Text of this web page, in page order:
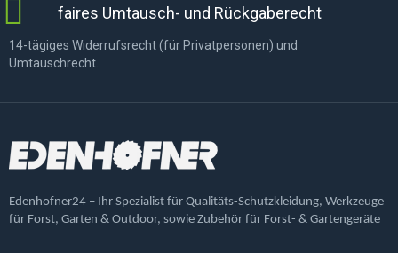
faires Umtausch- und Rückgaberecht
14-tägiges Widerrufsrecht (für Privatpersonen) und
Umtauschrecht.
Edenhofner24 – Ihr Spezialist für Qualitäts-Schutzkleidung, Werkzeuge
für Forst, Garten & Outdoor, sowie Zubehör für Forst- & Gartengeräte